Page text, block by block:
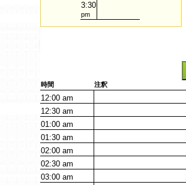
3:30
pm
時間 注釈
12:00am
12:30am
01:00am
01:30am
02:00am
02:30am
03:00am